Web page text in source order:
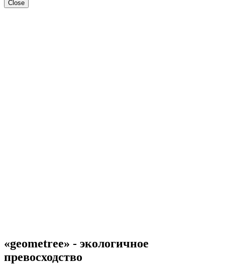
Close
«geometree» - экологичное
превосходство